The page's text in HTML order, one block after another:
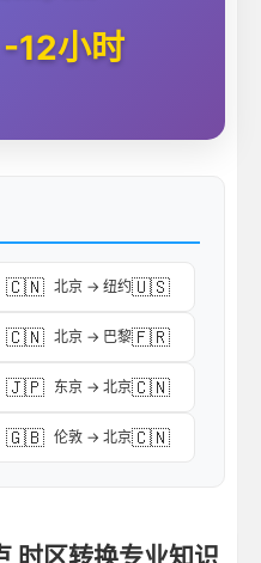
12小时
🇨🇳 北京 → 纽约🇺🇸
🇨🇳 北京 → 巴黎🇫🇷
🇯🇵 东京 → 北京🇨🇳
🇬🇧 伦敦 → 北京🇨🇳
时区转换专业知识